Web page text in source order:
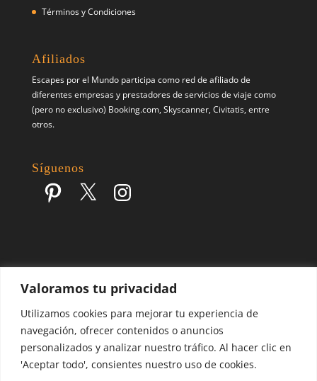
Valoramos tu privacidad
Utilizamos cookies para mejorar tu experiencia de
navegación, ofrecer contenidos o anuncios
personalizados y analizar nuestro tráfico. Al hacer clic en
'Aceptar todo', consientes nuestro uso de cookies.
Términos y Condiciones
Afiliados
Escapes por el Mundo participa como red de afiliado de
diferentes empresas y prestadores de servicios de viaje como
(pero no exclusivo) Booking.com, Skyscanner, Civitatis, entre
otros.
Síguenos
Pinterest X Instagram
Escapes por el Mundo | Blog de Viajes | 2017 - 2026 ©